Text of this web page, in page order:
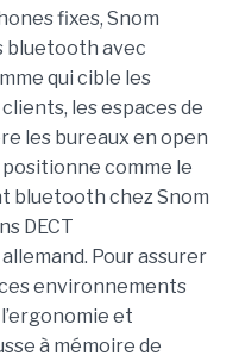
fixes, Snom
bluetooth avec
qui cible les
les espaces de
les bureaux en open
positionne comme le
bluetooth chez Snom
DECT
Pour assurer
environnements
et
à mémoire de